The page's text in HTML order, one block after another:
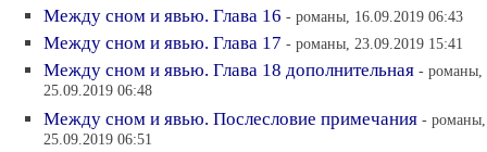
Между сном и явью. Глава 16 - романы, 16.09.2019 06:43
Между сном и явью. Глава 17 - романы, 23.09.2019 15:41
Между сном и явью. Глава 18 дополнительная - романы,
25.09.2019 06:48
Между сном и явью. Послесловие примечания - романы,
25.09.2019 06:51